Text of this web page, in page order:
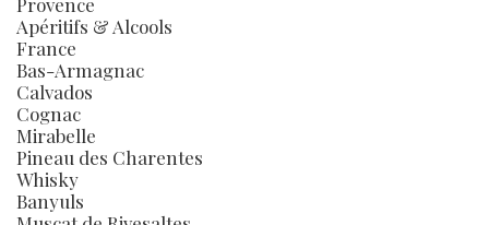
Apéritifs & Alcools
France
Bas-Armagnac
Calvados
Cognac
Mirabelle
Pineau des Charentes
Whisky
Banyuls